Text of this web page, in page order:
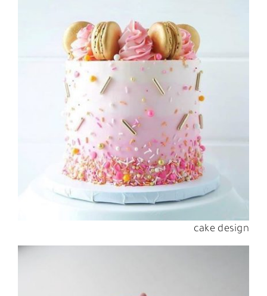
cake design